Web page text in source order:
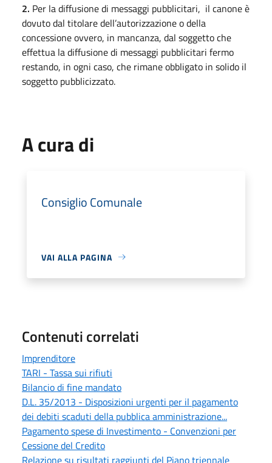
2. Per la diffusione di messaggi pubblicitari, il canone è
dovuto dal titolare dell’autorizzazione o della
concessione ovvero, in mancanza, dal soggetto che
effettua la diffusione di messaggi pubblicitari fermo
restando, in ogni caso, che rimane obbligato in solido il
soggetto pubblicizzato.
A cura di
Consiglio Comunale
VAI ALLA PAGINA
Contenuti correlati
Imprenditore
TARI - Tassa sui rifiuti
Bilancio di fine mandato
D.L. 35/2013 - Disposizioni urgenti per il pagamento
dei debiti scaduti della pubblica amministrazione...
Pagamento spese di Investimento - Convenzioni per
Cessione del Credito
Relazione su risultati raggiunti del Piano triennale